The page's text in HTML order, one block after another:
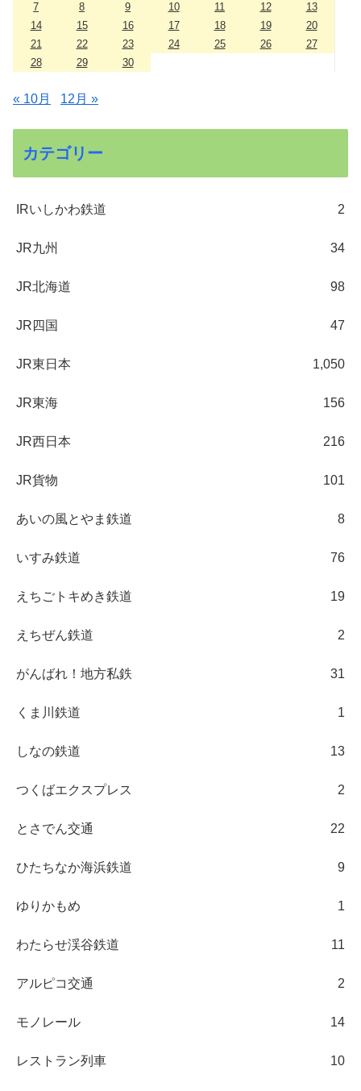
7
8 9 10 11 12
13
14
15 16 17 18 19
20
21
22 23 24 25 26
27
28
29 30
« 10月 12月 »
カテゴリー
IRいしかわ鉄道 2
JR九州 34
JR北海道 98
JR四国 47
JR東日本 1,050
JR東海 156
JR西日本 216
JR貨物 101
あいの風とやま鉄道 8
いすみ鉄道 76
えちごトキめき鉄道 19
えちぜん鉄道 2
がんばれ！地方私鉄 31
くま川鉄道 1
しなの鉄道 13
つくばエクスプレス 2
とさでん交通 22
ひたちなか海浜鉄道 9
ゆりかもめ 1
わたらせ渓谷鉄道 11
アルピコ交通 2
モノレール 14
レストラン列車 10